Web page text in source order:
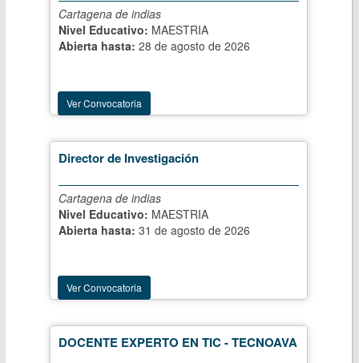
Cartagena de indias
Nivel Educativo: MAESTRIA
Abierta hasta: 28 de agosto de 2026
Ver Convocatoria
Director de Investigación
Cartagena de indias
Nivel Educativo: MAESTRIA
Abierta hasta: 31 de agosto de 2026
Ver Convocatoria
DOCENTE EXPERTO EN TIC - TECNOAVA